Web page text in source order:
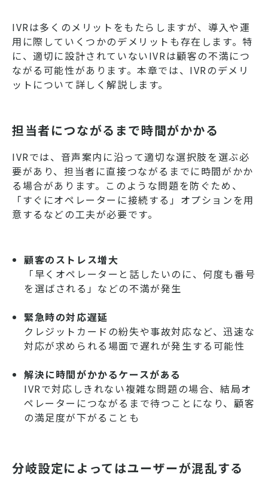
IVRは多くのメリットをもたらしますが、導入や運
用に際していくつかのデメリットも存在します。特
に、適切に設計されていないIVRは顧客の不満につ
ながる可能性があります。本章では、IVRのデメリ
ットについて詳しく解説します。
担当者につながるまで時間がかかる
IVRでは、音声案内に沿って適切な選択肢を選ぶ必
要があり、担当者に直接つながるまでに時間がかか
る場合があります。このような問題を防ぐため、
「すぐにオペレーターに接続する」オプションを用
意するなどの工夫が必要です。
顧客のストレス増大
「早くオペレーターと話したいのに、何度も番号
を選ばされる」などの不満が発生
緊急時の対応遅延
クレジットカードの紛失や事故対応など、迅速な
対応が求められる場面で遅れが発生する可能性
解決に時間がかかるケースがある
IVRで対応しきれない複雑な問題の場合、結局オ
ペレーターにつながるまで待つことになり、顧客
の満足度が下がることも
分岐設定によってはユーザーが混乱する